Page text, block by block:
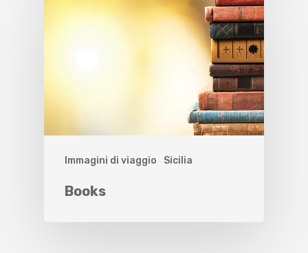
Immagini di viaggio Sicilia
Books